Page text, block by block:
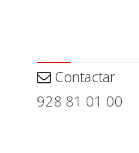
Contactar
928 81 01 00